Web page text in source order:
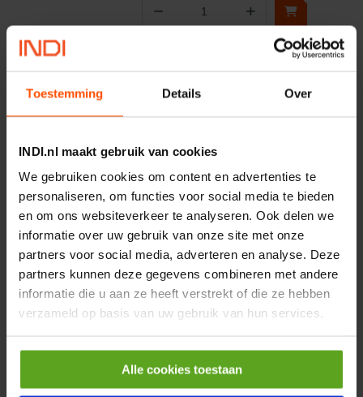
Toestemming Details Over
INDI.nl maakt gebruik van cookies
We gebruiken cookies om content en advertenties te
personaliseren, om functies voor social media te bieden
en om ons websiteverkeer te analyseren. Ook delen we
informatie over uw gebruik van onze site met onze
partners voor social media, adverteren en analyse. Deze
partners kunnen deze gegevens combineren met andere
informatie die u aan ze heeft verstrekt of die ze hebben
verzameld op basis van uw gebruik van hun services.
Alle cookies toestaan
− Aantal +
Vergelijken
Tule
Artikelnummer:16280127
Merknaam:Braglia
− Aantal +
Controleer voorraad
Filter 50 bar 150L